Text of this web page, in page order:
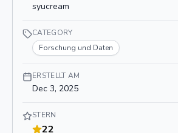
syucream
CATEGORY
Forschung und Daten
ERSTELLT AM
Dec 3, 2025
STERN
22